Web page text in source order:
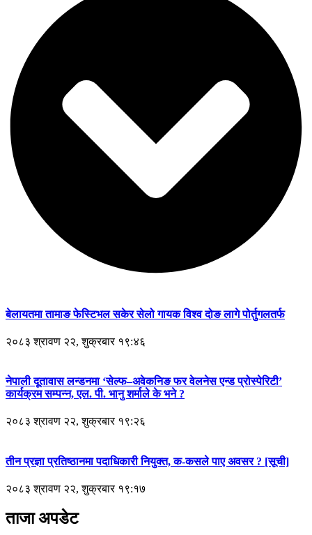
बेलायतमा तामाङ फेस्टिभल सकेर सेलो गायक विश्व दोङ लागे पोर्तुगलतर्फ
२०८३ श्रावण २२, शुक्रबार १९:४६
नेपाली दूतावास लन्डनमा ‘सेल्फ–अवेकनिङ फर वेलनेस एन्ड प्रोस्पेरिटी’
कार्यक्रम सम्पन्न, एल. पी. भानु शर्माले के भने ?
२०८३ श्रावण २२, शुक्रबार १९:२६
तीन प्रज्ञा प्रतिष्ठानमा पदाधिकारी नियुक्त, क-कसले पाए अवसर ? [सूची]
२०८३ श्रावण २२, शुक्रबार १९:१७
ताजा अपडेट